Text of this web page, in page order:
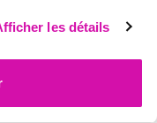
les détails